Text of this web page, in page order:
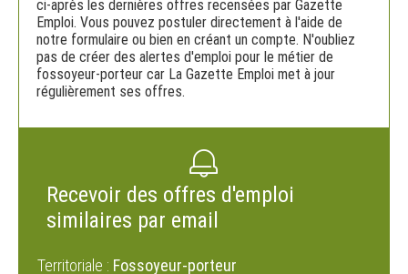
ci-après les dernières offres recensées par Gazette
Emploi. Vous pouvez postuler directement à l'aide de
notre formulaire ou bien en créant un compte. N'oubliez
pas de créer des alertes d'emploi pour le métier de
fossoyeur-porteur car La Gazette Emploi met à jour
régulièrement ses offres.
Recevoir des offres d'emploi
similaires par email
Territoriale : Fossoyeur-porteur